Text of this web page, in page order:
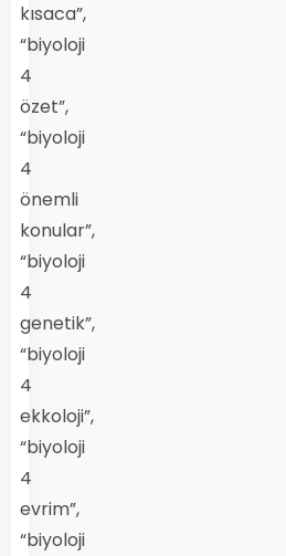
kısaca”,
“biyoloji
4
özet”,
“biyoloji
4
önemli
konular”,
“biyoloji
4
genetik”,
“biyoloji
4
ekkoloji”,
“biyoloji
4
evrim”,
“biyoloji